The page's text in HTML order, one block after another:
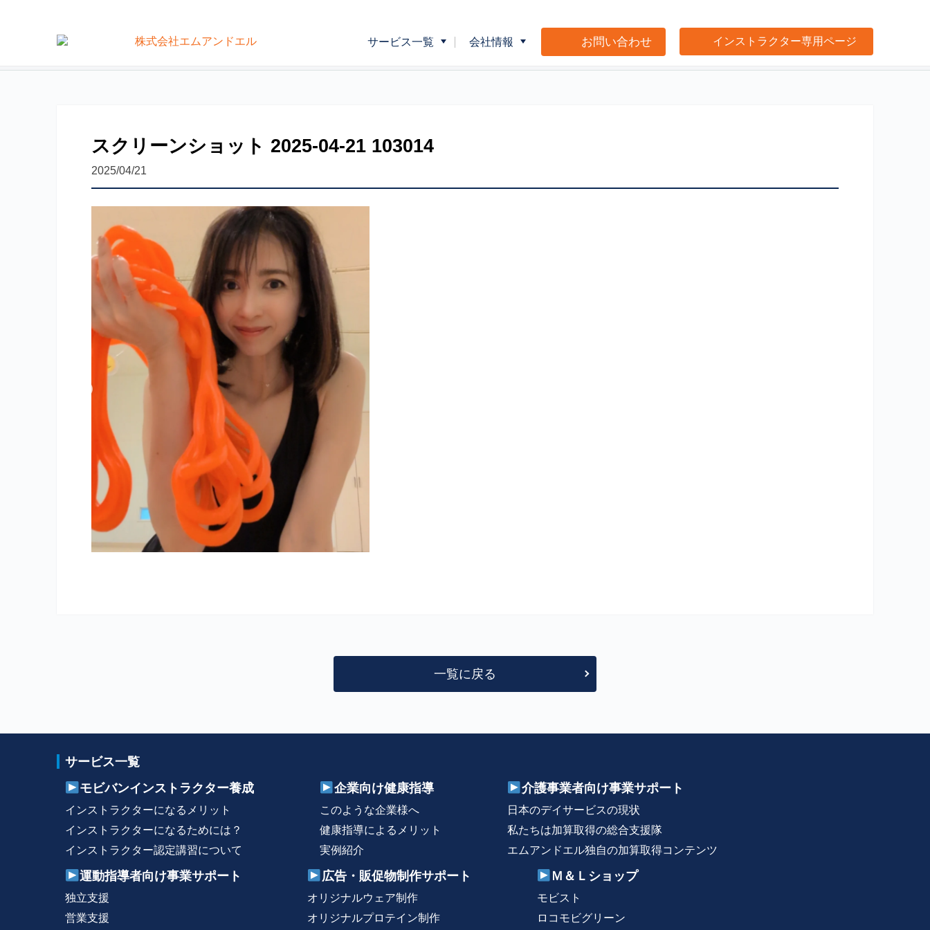
サービス一覧
運動指導者向け事業サポート
会社情報 お問い合わせ インストラクター専用ページ
not found
スクリーンショット 2025-04-21 103014
2025/04/21
一覧に戻る
サービス一覧
モビバンインストラクター養成
インストラクターになるメリット
インストラクターになるためには？
インストラクター認定講習について
企業向け健康指導
このような企業様へ
健康指導によるメリット
実例紹介
介護事業者向け事業サポート
日本のデイサービスの現状
私たちは加算取得の総合支援隊
エムアンドエル独自の加算取得コンテンツ
運動指導者向け事業サポート
独立支援
営業支援
広告・販促物制作サポート
オリジナルウェア制作
オリジナルプロテイン制作
Ｍ＆Ｌショップ
モビスト
ロコモビグリーン